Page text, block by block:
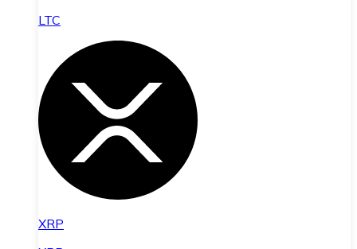
LTC
XRP